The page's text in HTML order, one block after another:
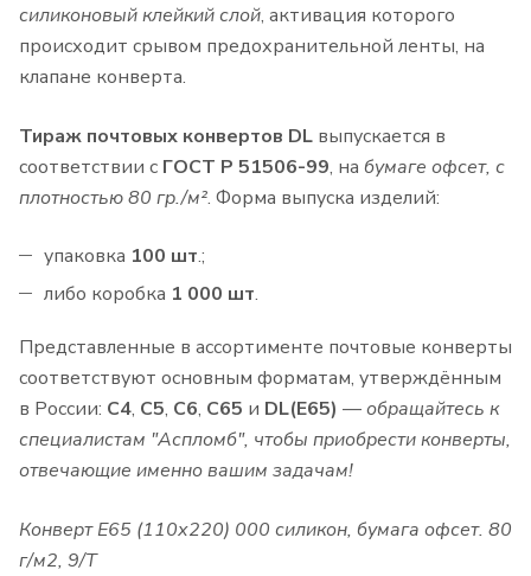
силиконовый клейкий слой, активация которого
происходит срывом предохранительной ленты, на
клапане конверта.
Тираж почтовых конвертов DL выпускается в
соответствии с ГОСТ Р 51506-99, на бумаге офсет, с
плотностью 80 гр./м². Форма выпуска изделий:
упаковка 100 шт.;
либо коробка 1 000 шт.
Представленные в ассортименте почтовые конверты
соответствуют основным форматам, утверждённым
в России: C4, C5, C6, C65 и DL(E65) —обращайтесь к
специалистам "Аспломб", чтобы приобрести конверты,
отвечающие именно вашим задачам!
Конверт Е65 (110х220) 000 силикон, бумага офсет. 80
г/м2, 9/Т